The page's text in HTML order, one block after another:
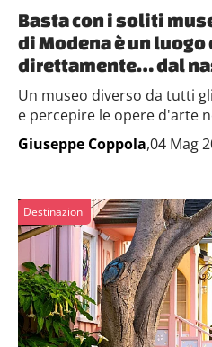
Basta con i soliti
di Modena è un luogo
direttamente… dal
Un museo diverso da tutti
e percepire le opere d'arte
Giuseppe Coppola,04 Mag
Destinazioni